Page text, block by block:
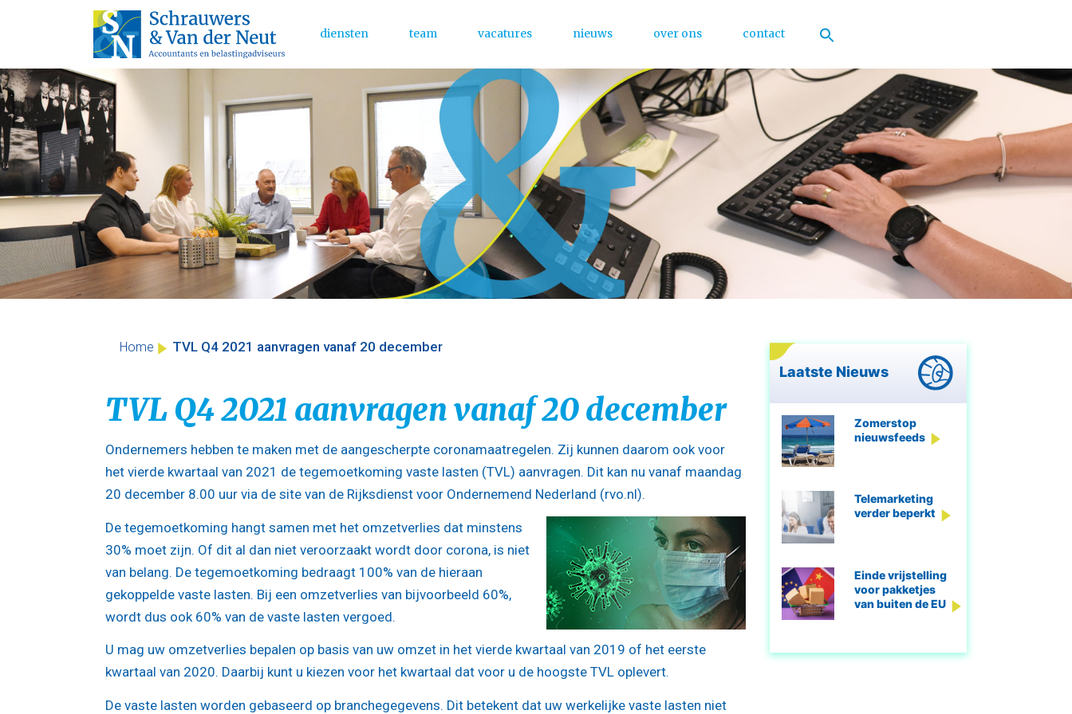
Skip
to
content
Main Menu
diensten team vacatures nieuws over ons contact
Home TVL Q4 2021 aanvragen vanaf 20 december
TVL Q4 2021 aanvragen vanaf 20 december
Ondernemers hebben te maken met de aangescherpte coronamaatregelen. Zij kunnen daarom ook voor
het vierde kwartaal van 2021 de tegemoetkoming vaste lasten (TVL) aanvragen. Dit kan nu vanaf maandag
20 december 8.00 uur via de site van de Rijksdienst voor Ondernemend Nederland (rvo.nl).
De tegemoetkoming hangt samen met het omzetverlies dat minstens
30% moet zijn. Of dit al dan niet veroorzaakt wordt door corona, is niet
van belang. De tegemoetkoming bedraagt 100% van de hieraan
gekoppelde vaste lasten. Bij een omzetverlies van bijvoorbeeld 60%,
wordt dus ook 60% van de vaste lasten vergoed.
U mag uw omzetverlies bepalen op basis van uw omzet in het vierde kwartaal van 2019 of het eerste
kwartaal van 2020. Daarbij kunt u kiezen voor het kwartaal dat voor u de hoogste TVL oplevert.
De vaste lasten worden gebaseerd op branchegegevens. Dit betekent dat uw werkelijke vaste lasten niet
Laatste Nieuws
Zomerstop
nieuwsfeeds
Telemarketing
verder beperkt
Einde vrijstelling
voor pakketjes
van buiten de EU